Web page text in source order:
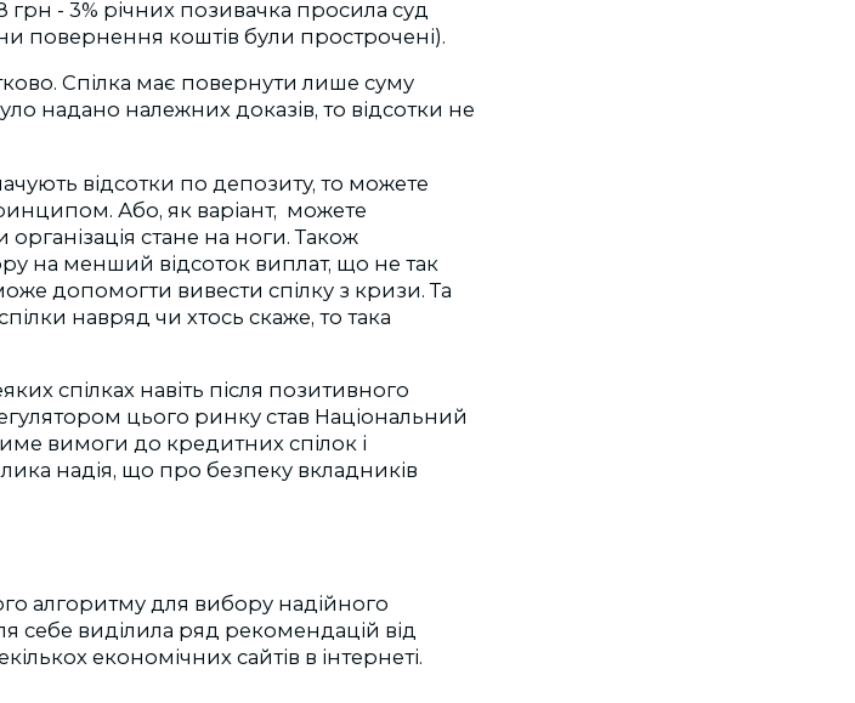
грн - 3% річних позивачка просила суд
повернення коштів були прострочені).
Спілка має повернути лише суму
надано належних доказів, то відсотки не
відсотки по депозиту, то можете
Або, як варіант, можете
стане на ноги. Також
на менший відсоток виплат, що не так
допомогти вивести спілку з кризи. Та
навряд чи хтось скаже, то така
спілках навіть після позитивного
цього ринку став Національний
вимоги до кредитних спілок і
надія, що про безпеку вкладників
алгоритму для вибору надійного
себе виділила ряд рекомендацій від
економічних сайтів в інтернеті.